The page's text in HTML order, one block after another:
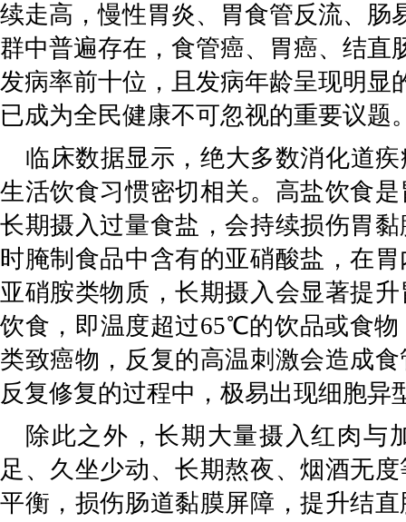
续走高，慢性胃炎、胃食管反流、肠
群中普遍存在，食管癌、胃癌、结直
发病率前十位，且发病年龄呈现明显
已成为全民健康不可忽视的重要议题
临床数据显示，绝大多数消化道
生活饮食习惯密切相关。高盐饮食
长期摄入过量食盐，会持续损伤胃
时腌制食品中含有的亚硝酸盐，在
亚硝胺类物质，长期摄入会显著提
饮食，即温度超过65℃的饮品或食物
类致癌物，反复的高温刺激会造成
反复修复的过程中，极易出现细胞异
除此之外，长期大量摄入红肉与
足、久坐少动、长期熬夜、烟酒无
平衡，损伤肠道黏膜屏障，提升结